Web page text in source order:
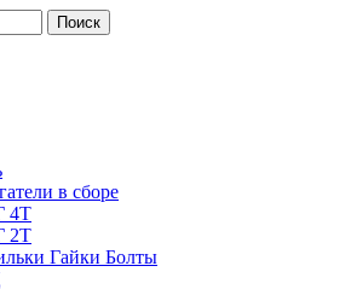
в сборе
4Т
2Т
Гайки Болты